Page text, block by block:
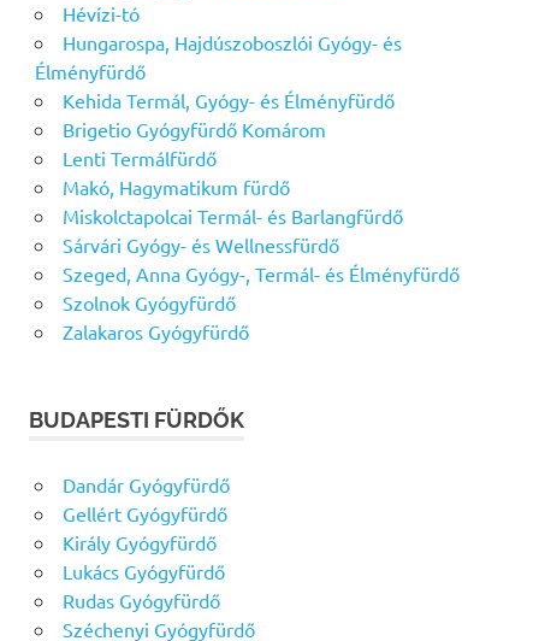
Hévízi-tó
Hungarospa, Hajdúszoboszlói Gyógy- és
Élményfürdő
Kehida Termál, Gyógy- és Élményfürdő
Brigetio Gyógyfürdő Komárom
Lenti Termálfürdő
Makó, Hagymatikum fürdő
Miskolctapolcai Termál- és Barlangfürdő
Sárvári Gyógy- és Wellnessfürdő
Szeged, Anna Gyógy-, Termál- és Élményfürdő
Szolnok Gyógyfürdő
Zalakaros Gyógyfürdő
BUDAPESTI FÜRDŐK
Dandár Gyógyfürdő
Gellért Gyógyfürdő
Király Gyógyfürdő
Lukács Gyógyfürdő
Rudas Gyógyfürdő
Széchenyi Gyógyfürdő